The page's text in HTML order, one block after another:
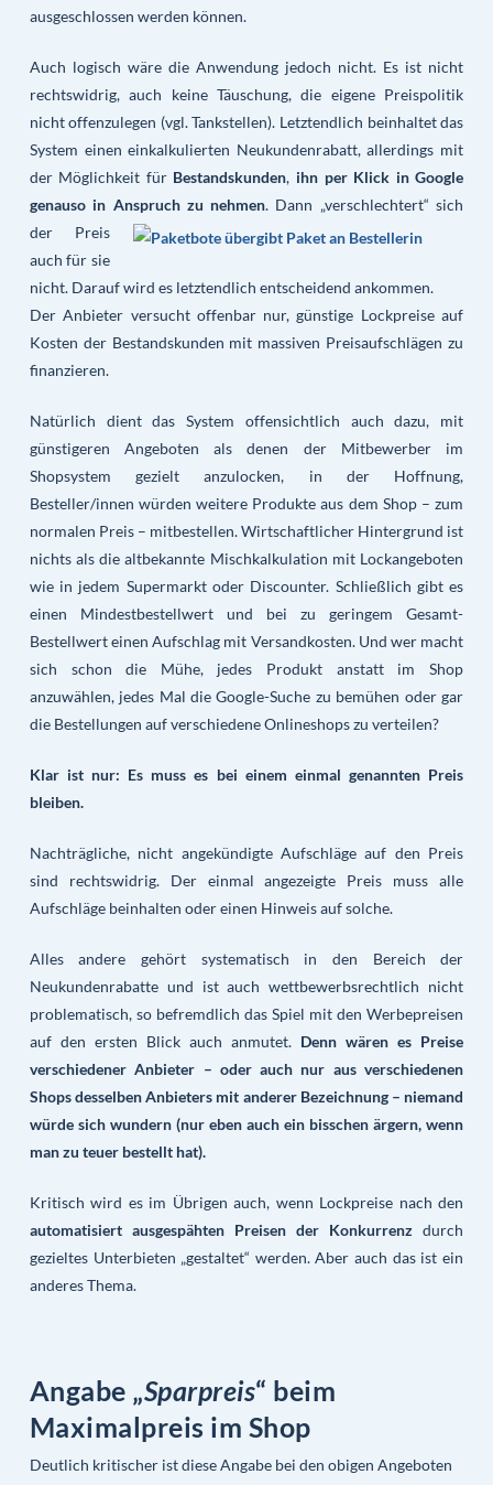
ausgeschlossen werden können.
Auch logisch wäre die Anwendung jedoch nicht. Es ist nicht
rechtswidrig, auch keine Täuschung, die eigene Preispolitik
nicht offenzulegen (vgl. Tankstellen). Letztendlich beinhaltet das
System einen einkalkulierten Neukundenrabatt, allerdings mit
der Möglichkeit für Bestandskunden, ihn per Klick in Google
genauso in Anspruch zu nehmen. Dann „verschlechtert“ sich
der Preis
auch für sie
nicht. Darauf wird es letztendlich entscheidend ankommen.
Der Anbieter versucht offenbar nur, günstige Lockpreise auf
Kosten der Bestandskunden mit massiven Preisaufschlägen zu
finanzieren.
Natürlich dient das System offensichtlich auch dazu, mit
günstigeren Angeboten als denen der Mitbewerber im
Shopsystem gezielt anzulocken, in der Hoffnung,
Besteller/innen würden weitere Produkte aus dem Shop – zum
normalen Preis – mitbestellen. Wirtschaftlicher Hintergrund ist
nichts als die altbekannte Mischkalkulation mit Lockangeboten
wie in jedem Supermarkt oder Discounter. Schließlich gibt es
einen Mindestbestellwert und bei zu geringem Gesamt-
Bestellwert einen Aufschlag mit Versandkosten. Und wer macht
sich schon die Mühe, jedes Produkt anstatt im Shop
anzuwählen, jedes Mal die Google-Suche zu bemühen oder gar
die Bestellungen auf verschiedene Onlineshops zu verteilen?
Klar ist nur: Es muss es bei einem einmal genannten Preis
bleiben.
Nachträgliche, nicht angekündigte Aufschläge auf den Preis
sind rechtswidrig. Der einmal angezeigte Preis muss alle
Aufschläge beinhalten oder einen Hinweis auf solche.
Alles andere gehört systematisch in den Bereich der
Neukundenrabatte und ist auch wettbewerbsrechtlich nicht
problematisch, so befremdlich das Spiel mit den Werbepreisen
auf den ersten Blick auch anmutet. Denn wären es Preise
verschiedener Anbieter – oder auch nur aus verschiedenen
Shops desselben Anbieters mit anderer Bezeichnung – niemand
würde sich wundern (nur eben auch ein bisschen ärgern, wenn
man zu teuer bestellt hat).
Kritisch wird es im Übrigen auch, wenn Lockpreise nach den
automatisiert ausgespähten Preisen der Konkurrenz durch
gezieltes Unterbieten „gestaltet“ werden. Aber auch das ist ein
anderes Thema.
Angabe „Sparpreis“ beim
Maximalpreis im Shop
Deutlich kritischer ist diese Angabe bei den obigen Angeboten